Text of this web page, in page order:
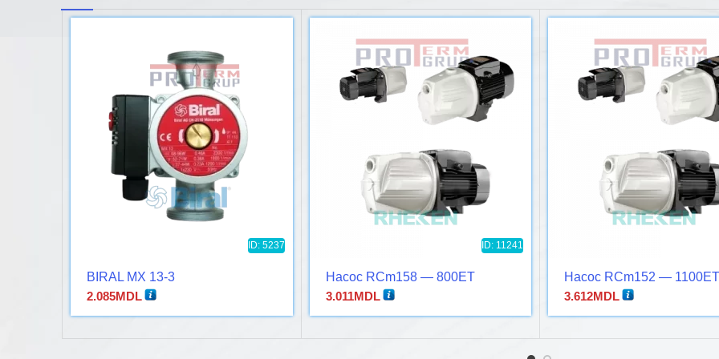
ID: 5237
BIRAL MX 13-3
2.085MDL
ID: 11241
Насос RCm158 — 800ET
3.011MDL
Насос RCm152 — 1100ET
3.612MDL